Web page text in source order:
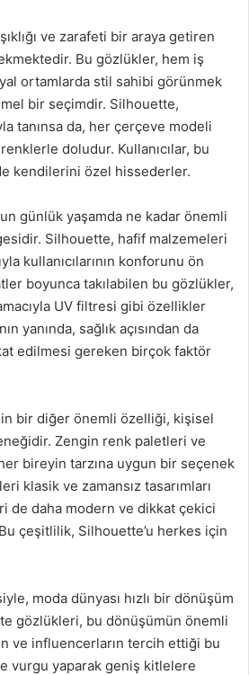
ve zarafeti bir araya getiren
Bu gözlükler, hem iş
ortamlarda stil sahibi görünmek
bir seçimdir. Silhouette,
tanınsa da, her çerçeve modeli
doludur. Kullanıcılar, bu
kendilerini özel hissederler.
günlük yaşamda ne kadar önemli
Silhouette, hafif malzemeleri
kullanıcılarının konforunu ön
boyunca takılabilen bu gözlükler,
UV filtresi gibi özellikler
yanında, sağlık açısından da
edilmesi gereken birçok faktör
bir diğer önemli özelliği, kişisel
Zengin renk paletleri ve
bireyin tarzına uygun bir seçenek
klasik ve zamansız tasarımları
de daha modern ve dikkat çekici
çeşitlilik, Silhouette’u herkes için
moda dünyası hızlı bir dönüşüm
gözlükleri, bu dönüşümün önemli
ve influencerların tercih ettiği bu
vurgu yaparak geniş kitlelere